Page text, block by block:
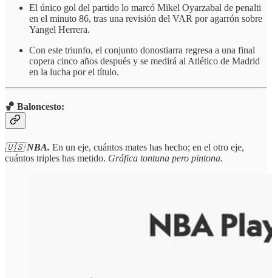
El único gol del partido lo marcó Mikel Oyarzabal de penalti
en el minuto 86, tras una revisión del VAR por agarrón sobre
Yangel Herrera.
Con este triunfo, el conjunto donostiarra regresa a una final
copera cinco años después y se medirá al Atlético de Madrid
en la lucha por el título.
🏀 Baloncesto:
🇺🇸NBA. En un eje, cuántos mates has hecho; en el otro eje,
cuántos triples has metido. Gráfica tontuna pero pintona.